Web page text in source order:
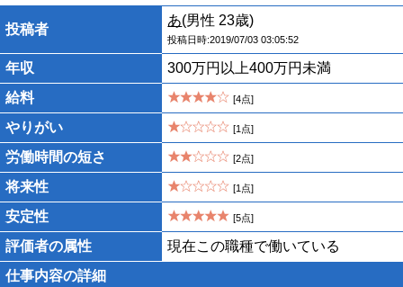
投稿者
あ(男性 23歳)
投稿日時:2019/07/03 03:05:52
年収
300万円以上400万円未満
給料
[4点]
やりがい [1点]
労働時間の短さ [2点]
将来性 [1点]
安定性 [5点]
評価者の属性
現在この職種で働いている
仕事内容の詳細